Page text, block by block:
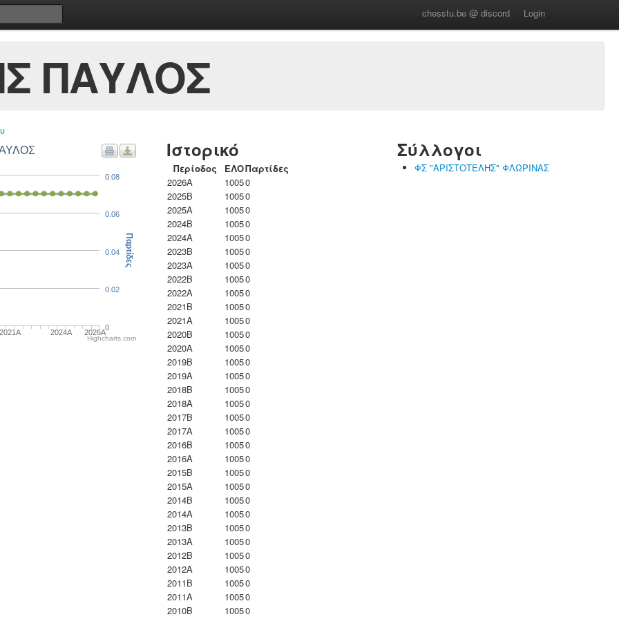
chesstu.be @ discord Login
ΠΑΥΛΟΣ
2021A 2024A 2026A
0
0.02
0.04
0.06
0.08
Παρτίδες
Highcharts.com
Ιστορικό
Περίοδος ΕΛΟΠαρτίδες
2026A
10050
2025B
10050
2025A
10050
2024B
10050
2024A
10050
2023B
10050
2023Α
10050
2022B
10050
2022A
10050
2021B
10050
2021A
10050
2020B
10050
2020A
10050
2019B
10050
2019A
10050
2018B
10050
2018A
10050
2017B
10050
2017A
10050
2016B
10050
2016A
10050
2015B
10050
2015A
10050
2014B
10050
2014A
10050
2013B
10050
2013A
10050
2012B
10050
2012A
10050
2011B
10050
2011A
10050
2010B
10050
Σύλλογοι
ΦΣ "ΑΡΙΣΤΟΤΕΛΗΣ" ΦΛΩΡΙΝΑΣ